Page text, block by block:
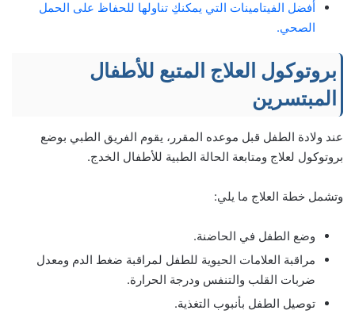
أفضل الفيتامينات التي يمكنكِ تناولها للحفاظ على الحمل
الصحي.
بروتوكول العلاج المتبع للأطفال
المبتسرين
عند ولادة الطفل قبل موعده المقرر، يقوم الفريق الطبي بوضع
بروتوكول لعلاج ومتابعة الحالة الطبية للأطفال الخدج.
وتشمل خطة العلاج ما يلي:
وضع الطفل في الحاضنة.
مراقبة العلامات الحيوية للطفل لمراقبة ضغط الدم ومعدل
ضربات القلب والتنفس ودرجة الحرارة.
توصيل الطفل بأنبوب التغذية.